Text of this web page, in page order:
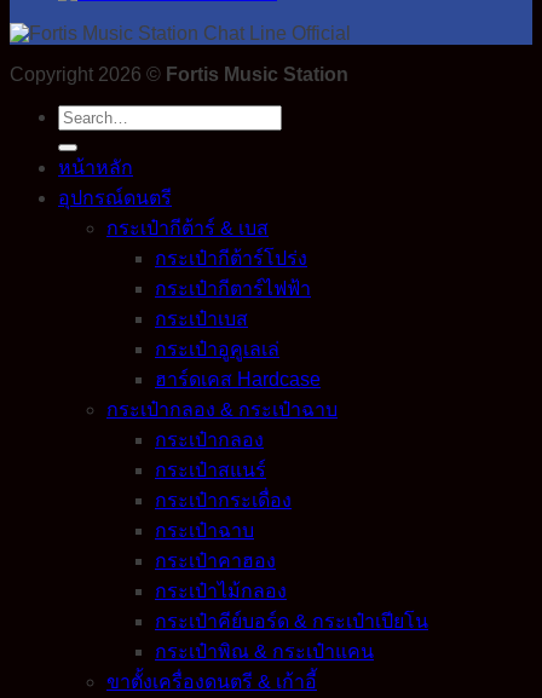
Copyright 2026 © Fortis Music Station
Search
for:
หน้าหลัก
อุปกรณ์ดนตรี
กระเป๋ากีต้าร์ & เบส
กระเป๋ากีต้าร์โปร่ง
กระเป๋ากีตาร์ไฟฟ้า
กระเป๋าเบส
กระเป๋าอูคูเลเล่
ฮาร์ดเคส Hardcase
กระเป๋ากลอง & กระเป๋าฉาบ
กระเป๋ากลอง
กระเป๋าสแนร์
กระเป๋ากระเดื่อง
กระเป๋าฉาบ
กระเป๋าคาฮอง
กระเป๋าไม้กลอง
กระเป๋าคีย์บอร์ด & กระเป๋าเปียโน
กระเป๋าพิณ & กระเป๋าแคน
ขาตั้งเครื่องดนตรี & เก้าอี้